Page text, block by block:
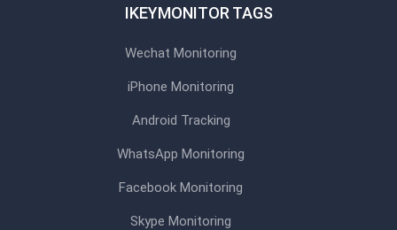
IKEYMONITOR TAGS
Wechat Monitoring
iPhone Monitoring
Android Tracking
WhatsApp Monitoring
Facebook Monitoring
Skype Monitoring